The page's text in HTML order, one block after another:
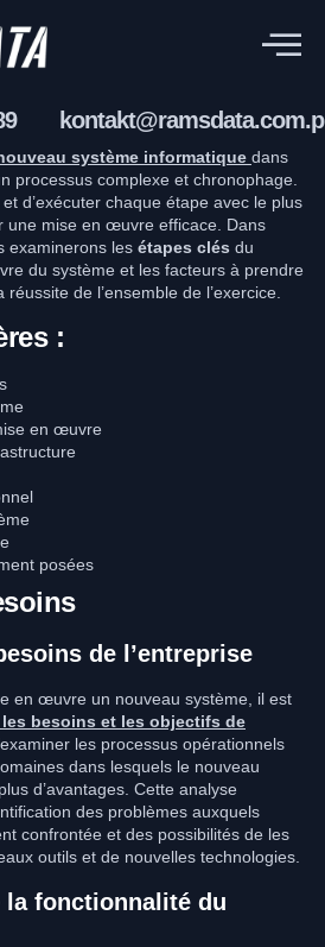
système informatique dans
processus complexe et chronophage.
d’exécuter chaque étape avec le plus
une mise en œuvre efficace. Dans
examinerons les étapes clés du
du système et les facteurs à prendre
de l’ensemble de l’exercice.
:
en œuvre
posées
de l’entreprise
en œuvre un nouveau système, il est
besoins et les objectifs de
les processus opérationnels
dans lesquels le nouveau
d’avantages. Cette analyse
des problèmes auxquels
confrontée et des possibilités de les
outils et de nouvelles technologies.
la fonctionnalité du